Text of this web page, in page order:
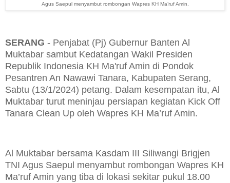
Agus Saepul menyambut rombongan Wapres KH Ma’ruf Amin.
SERANG - Penjabat (Pj) Gubernur Banten Al
Muktabar sambut Kedatangan Wakil Presiden
Republik Indonesia KH Ma'ruf Amin di Pondok
Pesantren An Nawawi Tanara, Kabupaten Serang,
Sabtu (13/1/2024) petang. Dalam kesempatan itu, Al
Muktabar turut meninjau persiapan kegiatan Kick Off
Tanara Clean Up oleh Wapres KH Ma’ruf Amin.
Al Muktabar bersama Kasdam III Siliwangi Brigjen
TNI Agus Saepul menyambut rombongan Wapres KH
Ma’ruf Amin yang tiba di lokasi sekitar pukul 18.00